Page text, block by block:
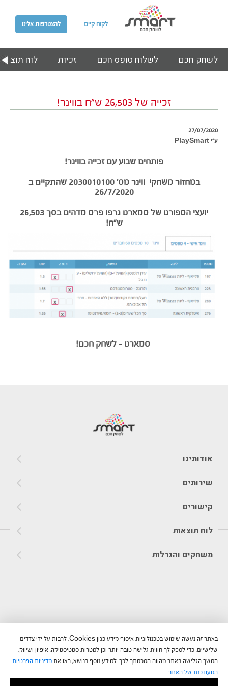
להצטרפות אלינו לקוח קיים
לוח זכיות לשלוח טופס חכם לשחק חכם
זכייה של 26,503 ש”ח בווינר!
27/07/2020
ע״י PlaySmart
פותחים שבוע עם זכייה בווינר!
במחזור משחקי ווינר מס’ 2030010100 שהתקיים ב
26/7/2020
יועצי הספורט של סמארט גרפו פרס מדהים בסך
ש”ח!
סמארט – לשחק חכם!
אודותינו
שירותים
קישורים
לוח תוצאות
משחקים והגרלות
באתר זה נעשה שימוש בטכנולוגיות איסוף מידע כגון Cookies, לרבות על ידי צדדים
שלישיים, כדי לספק לך חווית גלישה טובה יותר וכן למטרות סטטיסטיקה, איפיון ושיווק.
המשך הגלישה באתר מהווה הסכמתך לכך. למידע נוסף בנושא, ראו את מדיניות הפרטיות
המעודכנת של האתר .